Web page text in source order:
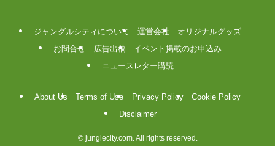
ジャングルシティについて 運営会社
オリジナルグッズ
お問合せ
広告出稿
イベント掲載のお申込み
ニュースレター購読
About Us Terms of Use Privacy Policy
Cookie Policy
Disclaimer
©junglecity.com. All rights reserved.